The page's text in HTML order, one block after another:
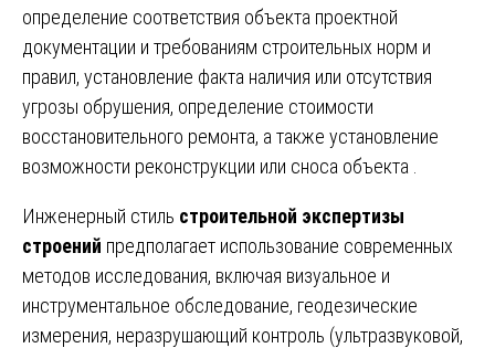
определение соответствия объекта проектной
документации и требованиям строительных норм и
правил, установление факта наличия или отсутствия
угрозы обрушения, определение стоимости
восстановительного ремонта, а также установление
возможности реконструкции или сноса объекта .
Инженерный стиль строительной экспертизы
строений предполагает использование современных
методов исследования, включая визуальное и
инструментальное обследование, геодезические
измерения, неразрушающий контроль (ультразвуковой,